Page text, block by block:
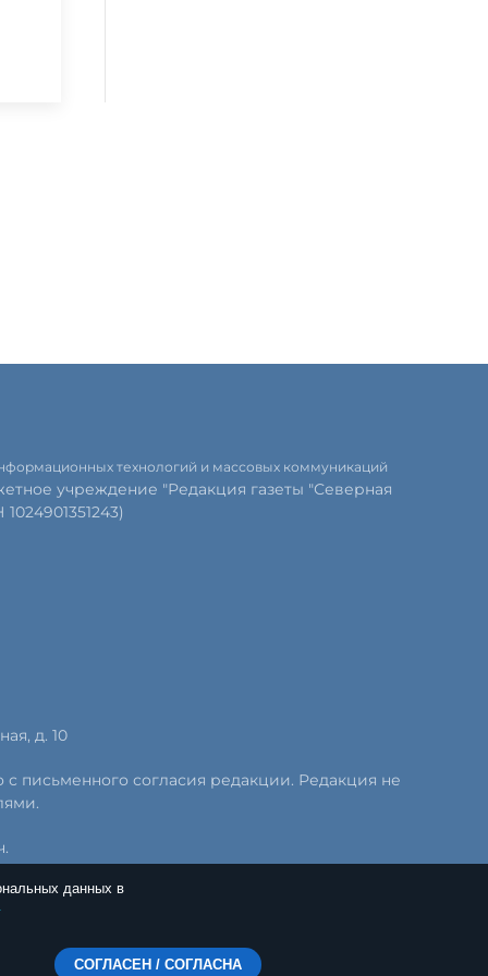
данных в
СОГЛАСЕН / СОГЛАСНА
технологий и массовых коммуникаций
учреждение "Редакция газеты "Северная
д. 10
письменного согласия редакции. Редакция не